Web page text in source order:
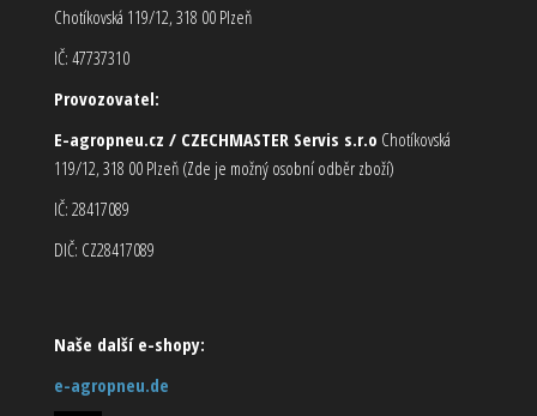
Chotíkovská 119/12, 318 00 Plzeň
IČ: 47737310
Provozovatel:
E-agropneu.cz / CZECHMASTER Servis s.r.o Chotíkovská
119/12, 318 00 Plzeň (Zde je možný osobní odběr zboží)
IČ: 28417089
DIČ: CZ28417089
Naše další e-shopy:
e-agropneu.de